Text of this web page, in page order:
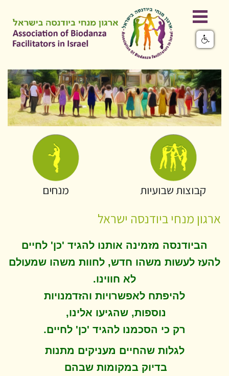
קבוצות שבועיות מנחים
ארגון מנחי ביודנסה ישראל
הביודנסה מזמינה אותנו להגיד 'כן' לחיים
להעז לעשות משהו חדש, לחוות משהו שמעולם
לא חווינו.
להיפתח לאפשרויות והזדמנויות
נוספות, שהגיעו אלינו,
רק כי הסכמנו להגיד 'כן' לחיים.
לגלות שהחיים מעניקים מתנות
בדיוק במקומות שבהם